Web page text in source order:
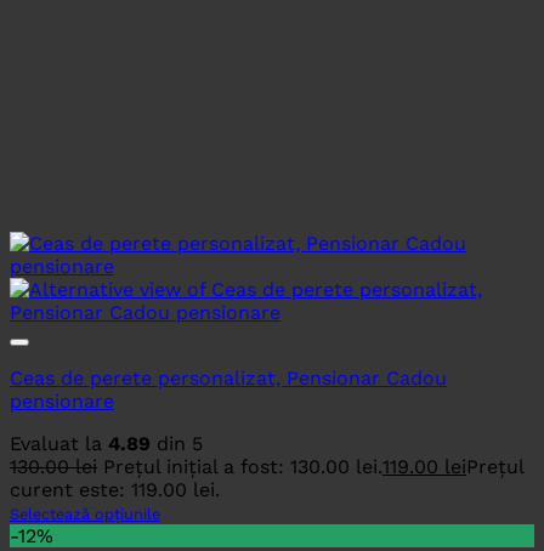
Ceas de perete personalizat, Pensionar Cadou
pensionare
Evaluat la 4.89 din 5
130.00lei Prețul inițial a fost: 130.00 lei.119.00 leiPrețul
curent este: 119.00 lei.
Selectează opțiunile
-12%